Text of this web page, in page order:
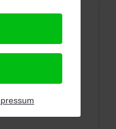
in
abgeben